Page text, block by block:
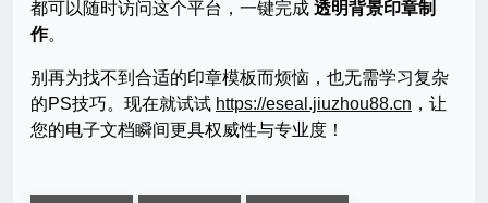
都可以随时访问这个平台，一键完成 透明背景印章制
作。
别再为找不到合适的印章模板而烦恼，也无需学习复杂
的PS技巧。现在就试试 https://eseal.jiuzhou88.cn ，让
您的电子文档瞬间更具权威性与专业度！